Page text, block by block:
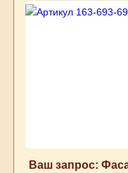
Ваш запрос: